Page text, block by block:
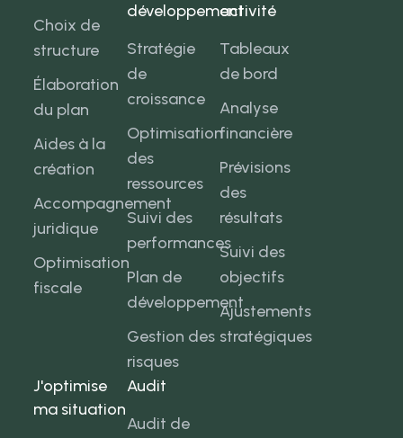
Choix de
structure
Élaboration
du plan
Aides à la
création
Accompagnement
juridique
Optimisation
fiscale
développement
Stratégie
de
croissance
Optimisation
des
ressources
Suivi des
performances
Plan de
développement
Gestion des
risques
activité
Tableaux
de bord
Analyse
financière
Prévisions
des
résultats
Suivi des
objectifs
Ajustements
stratégiques
J'optimise
ma situation
Audit
Audit de